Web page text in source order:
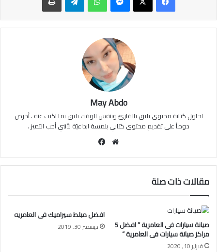
May Abdo
احاول كتابة محتوى يليق بالقارئ وبنفس الوقت يليق بما اكتب عنه ، أحرص
دوماً على تقديم محتوى كتابي بلمسة ابداعيّة لأنني أحب التميز .
موقع
مقالات ذات صلة
صيانة سيارات فى العامرية ” افضل 5
مراكز صيانة سيارات فى العامرية “
فبراير 10, 2020
افضل مبلط سيراميك فى العامريه
ديسمبر 30, 2019